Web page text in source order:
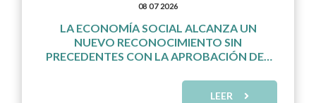
08 07 2026
LA ECONOMÍA SOCIAL ALCANZA UN
NUEVO RECONOCIMIENTO SIN
PRECEDENTES CON LA APROBACIÓN DEL
LEER